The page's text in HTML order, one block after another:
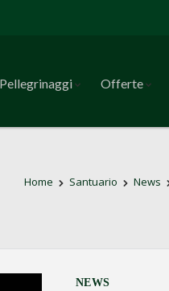
Offerte
Home Santuario News
NEWS